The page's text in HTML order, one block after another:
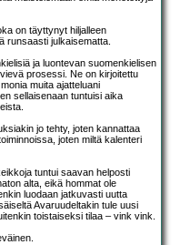
on täyttynyt hiljalleen
runsaasti julkaisematta.
ja luontevan suomenkielisen
prosessi. Ne on kirjoitettu
muita ajatteluani
sellaisenaan tuntuisi aika
jo tehty, joten kannattaa
joten miltä kalenteri
tuntui saavan helposti
alta, eikä hommat ole
luodaan jatkuvasti uutta
Avaruudeltakin tule uusi
toistaiseksi tilaa – vink vink.